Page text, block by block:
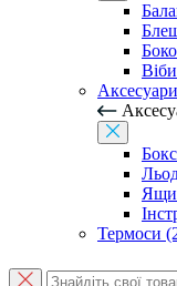
Термоси